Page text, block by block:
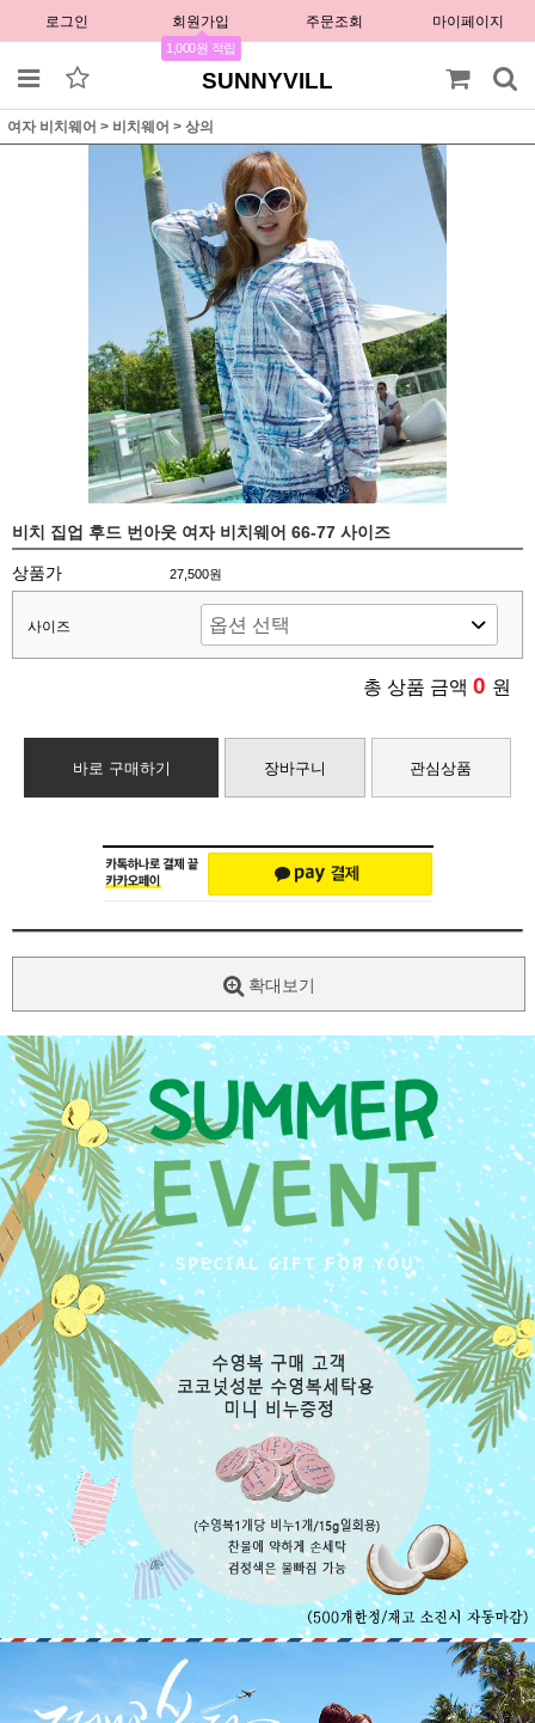
로그인 회원가입
1,000원 적립
주문조회 마이페이지
SUNNYVILL
여자 비치웨어 > 비치웨어 > 상의
비치 집업 후드 번아웃 여자 비치웨어 66-77 사이즈
상품가 27,500원
사이즈
총 상품 금액 0 원
바로 구매하기 장바구니 관심상품
확대보기